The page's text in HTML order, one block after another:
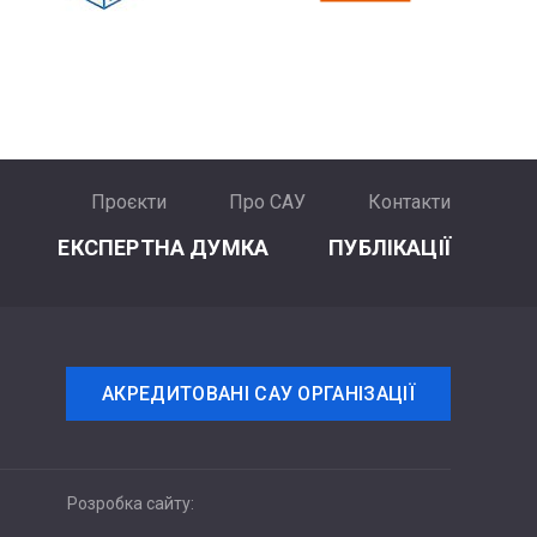
Проєкти Про САУ Контакти
ЕКСПЕРТНА ДУМКА ПУБЛІКАЦІЇ
АКРЕДИТОВАНІ САУ ОРГАНІЗАЦІЇ
Розробка сайту: